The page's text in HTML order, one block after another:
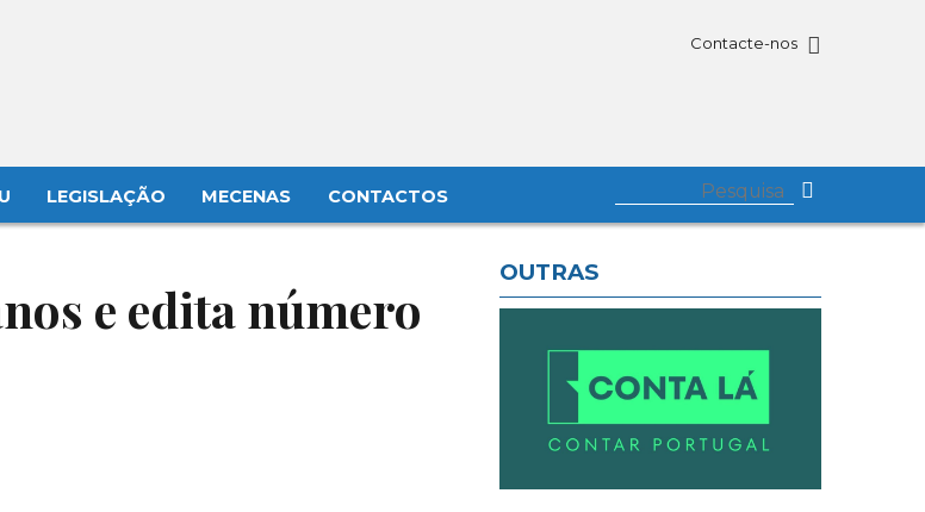
Contacte-nos
LEGISLAÇÃO MECENAS CONTACTOS
e edita número
OUTRAS